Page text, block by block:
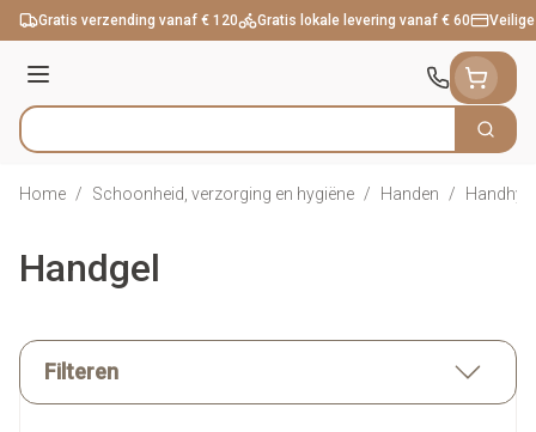
Ga naar de inhoud
Gratis verzending vanaf € 120 Gratis lokale levering vanaf € 60
Menu
Product, merk, categorie... Zoek
Home / Schoonheid, verzorging en hygiëne / Handen /
Handgel
Filteren